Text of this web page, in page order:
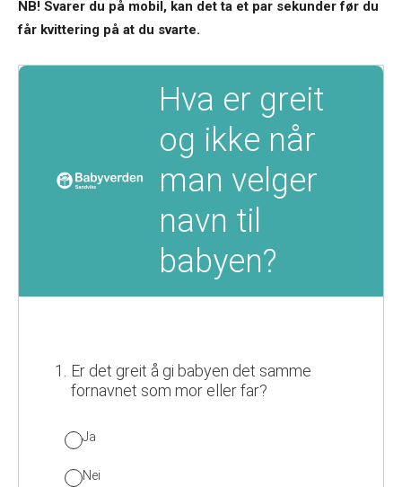
NB! Svarer du på mobil, kan det ta et par sekunder før du
får kvittering på at du svarte.